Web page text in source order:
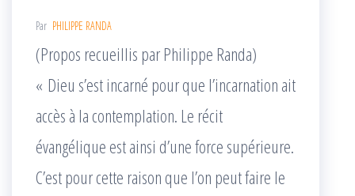
Par PHILIPPE RANDA
(Propos recueillis par Philippe Randa)
« Dieu s’est incarné pour que l’incarnation ait
accès à la contemplation. Le récit
évangélique est ainsi d’une force supérieure.
C’est pour cette raison que l’on peut faire le